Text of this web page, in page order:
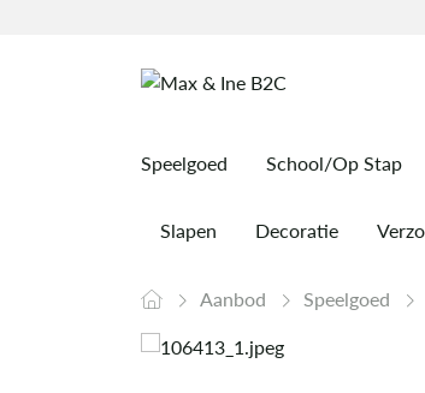
Speelgoed School/Op Stap
Slapen Decoratie
Aanbod Speelgoed